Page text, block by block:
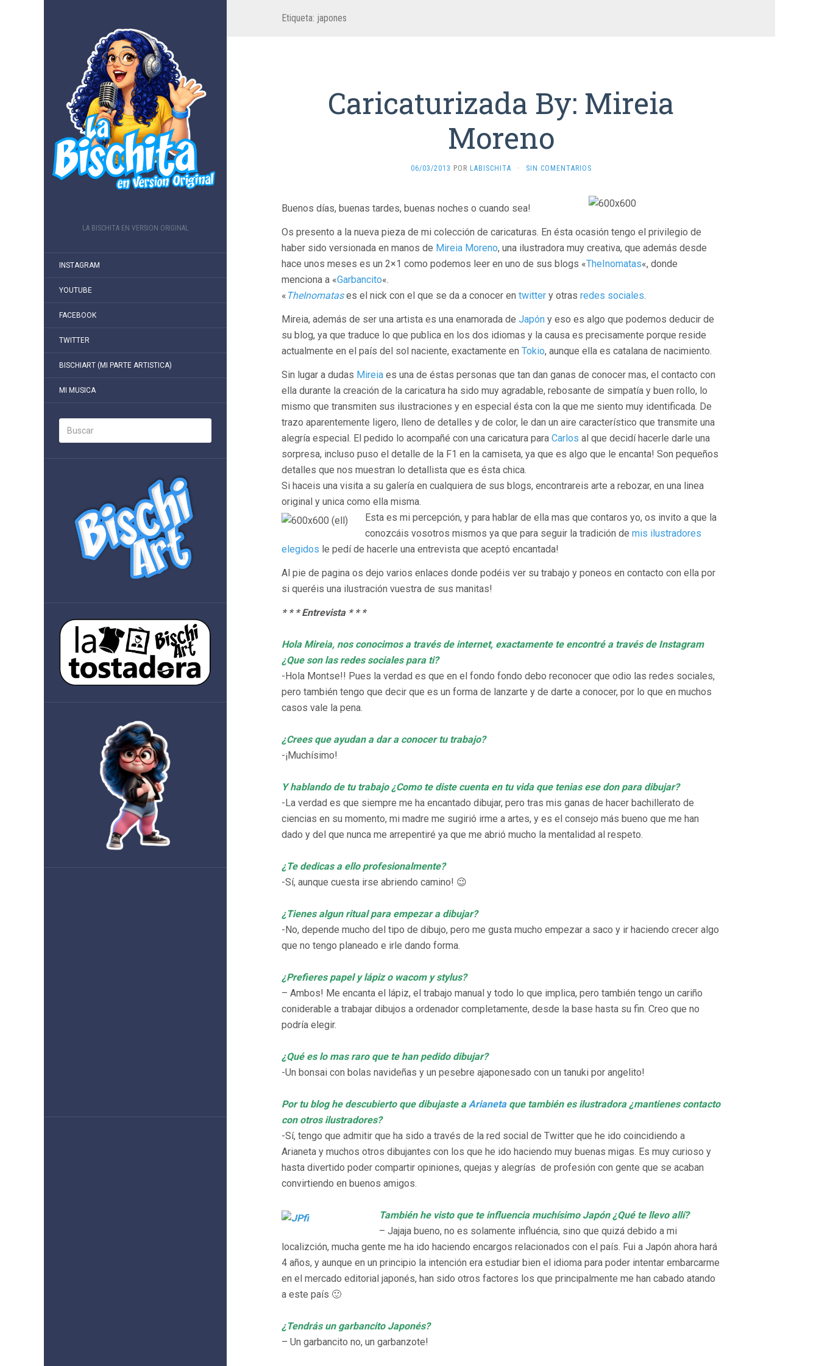
LA BISCHITA EN VERSION ORIGINAL
INSTAGRAM
YOUTUBE
FACEBOOK
TWITTER
BISCHIART (MI PARTE ARTISTICA)
MI MUSICA
Etiqueta: japones
Caricaturizada By: Mireia
Moreno
06/03/2013 POR LABISCHITA · SIN COMENTARIOS
Buenos días, buenas tardes, buenas noches o cuando sea!
Os presento a la nueva pieza de mi colección de caricaturas. En ésta ocasión tengo el privilegio de
haber sido versionada en manos de Mireia Moreno, una ilustradora muy creativa, que además desde
hace unos meses es un 2×1 como podemos leer en uno de sus blogs «TheInomatas«, donde
menciona a «Garbancito«.
« TheInomatases el nick con el que se da a conocer en twitter y otras redes sociales.
Mireia, además de ser una artista es una enamorada de Japón y eso es algo que podemos deducir de
su blog, ya que traduce lo que publica en los dos idiomas y la causa es precisamente porque reside
actualmente en el país del sol naciente, exactamente en Tokio, aunque ella es catalana de nacimiento.
Sin lugar a dudas Mireia es una de éstas personas que tan dan ganas de conocer mas, el contacto con
ella durante la creación de la caricatura ha sido muy agradable, rebosante de simpatía y buen rollo, lo
mismo que transmiten sus ilustraciones y en especial ésta con la que me siento muy identificada. De
trazo aparentemente ligero, lleno de detalles y de color, le dan un aire característico que transmite una
alegría especial. El pedido lo acompañé con una caricatura para Carlos al que decidí hacerle darle una
sorpresa, incluso puso el detalle de la F1 en la camiseta, ya que es algo que le encanta! Son pequeños
detalles que nos muestran lo detallista que es ésta chica.
Si haceis una visita a su galería en cualquiera de sus blogs, encontrareis arte a rebozar, en una linea
original y unica como ella misma.
Esta es mi percepción, y para hablar de ella mas que contaros yo, os invito a que la
conozcáis vosotros mismos ya que para seguir la tradición de mis ilustradores
elegidos le pedí de hacerle una entrevista que aceptó encantada!
Al pie de pagina os dejo varios enlaces donde podéis ver su trabajo y poneos en contacto con ella por
si queréis una ilustración vuestra de sus manitas!
* * * Entrevista * * *
Hola Mireia, nos conocimos a través de internet, exactamente te encontré a través de Instagram
¿Que son las redes sociales para ti?
-Hola Montse!! Pues la verdad es que en el fondo fondo debo reconocer que odio las redes sociales,
pero también tengo que decir que es un forma de lanzarte y de darte a conocer, por lo que en muchos
casos vale la pena.
¿Crees que ayudan a dar a conocer tu trabajo?
-¡Muchísimo!
Y hablando de tu trabajo ¿Como te diste cuenta en tu vida que tenias ese don para dibujar?
-La verdad es que siempre me ha encantado dibujar, pero tras mis ganas de hacer bachillerato de
ciencias en su momento, mi madre me sugirió irme a artes, y es el consejo más bueno que me han
dado y del que nunca me arrepentiré ya que me abrió mucho la mentalidad al respeto.
¿Te dedicas a ello profesionalmente?
-Sí, aunque cuesta irse abriendo camino! 😉
¿Tienes algun ritual para empezar a dibujar?
-No, depende mucho del tipo de dibujo, pero me gusta mucho empezar a saco y ir haciendo crecer algo
que no tengo planeado e irle dando forma.
¿Prefieres papel y lápiz o wacom y stylus?
– Ambos! Me encanta el lápiz, el trabajo manual y todo lo que implica, pero también tengo un cariño
coniderable a trabajar dibujos a ordenador completamente, desde la base hasta su fin. Creo que no
podría elegir.
¿Qué es lo mas raro que te han pedido dibujar?
-Un bonsai con bolas navideñas y un pesebre ajaponesado con un tanuki por angelito!
Por tu blog he descubierto que dibujaste aArianetaque también es ilustradora ¿mantienes contacto
con otros ilustradores?
-Sí, tengo que admitir que ha sido a través de la red social de Twitter que he ido coincidiendo a
Arianeta y muchos otros dibujantes con los que he ido haciendo muy buenas migas. Es muy curioso y
hasta divertido poder compartir opiniones, quejas y alegrías de profesión con gente que se acaban
convirtiendo en buenos amigos.
También he visto que te influencia muchísimo Japón ¿Qué te llevo allí?
– Jajaja bueno, no es solamente influéncia, sino que quizá debido a mi
localizción, mucha gente me ha ido haciendo encargos relacionados con el país. Fui a Japón ahora hará
4 años, y aunque en un principio la intención era estudiar bien el idioma para poder intentar embarcarme
en el mercado editorial japonés, han sido otros factores los que principalmente me han cabado atando
a este país 🙂
¿Tendrás un garbancito Japonés?
– Un garbancito no, un garbanzote!